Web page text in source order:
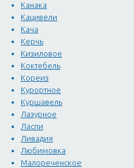
Канака
Кацивели
Кача
Керчь
Кизиловое
Коктебель
Кореиз
Курортное
Куршавель
Лазурное
Ласпи
Ливадия
Любимовка
Малореченское